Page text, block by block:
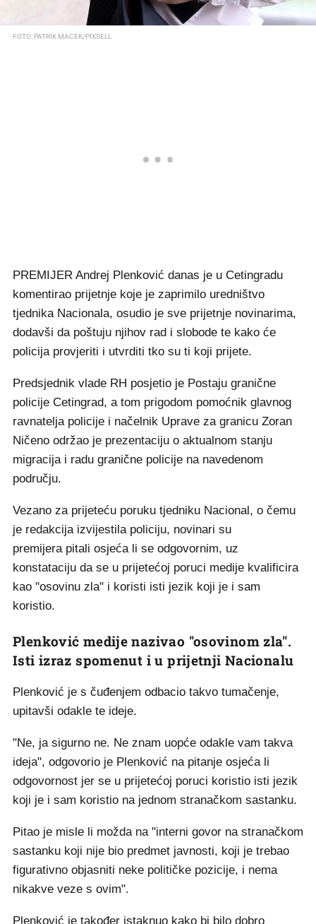
FOTO: PATRIK MACEK/PIXSELL
PREMIJER Andrej Plenković danas je u Cetingradu
komentirao prijetnje koje je zaprimilo uredništvo
tjednika Nacionala, osudio je sve prijetnje novinarima,
dodavši da poštuju njihov rad i slobode te kako će
policija provjeriti i utvrditi tko su ti koji prijete.
Predsjednik vlade RH posjetio je Postaju granične
policije Cetingrad, a tom prigodom pomoćnik glavnog
ravnatelja policije i načelnik Uprave za granicu Zoran
Ničeno održao je prezentaciju o aktualnom stanju
migracija i radu granične policije na navedenom
području.
Vezano za prijeteću poruku tjedniku Nacional, o čemu
je redakcija izvijestila policiju, novinari su
premijera pitali osjeća li se odgovornim, uz
konstataciju da se u prijetećoj poruci medije kvalificira
kao "osovinu zla" i koristi isti jezik koji je i sam
koristio.
Plenković medije nazivao "osovinom zla".
Isti izraz spomenut i u prijetnji Nacionalu
Plenković je s čuđenjem odbacio takvo tumačenje,
upitavši odakle te ideje.
"Ne, ja sigurno ne. Ne znam uopće odakle vam takva
ideja", odgovorio je Plenković na pitanje osjeća li
odgovornost jer se u prijetećoj poruci koristio isti jezik
koji je i sam koristio na jednom stranačkom sastanku.
Pitao je misle li možda na "interni govor na stranačkom
sastanku koji nije bio predmet javnosti, koji je trebao
figurativno objasniti neke političke pozicije, i nema
nikakve veze s ovim".
Plenković je također istaknuo kako bi bilo dobro